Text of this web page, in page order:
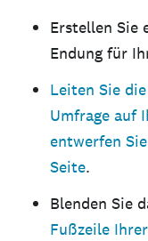
Erstellen Sie
Endung für
Leiten Sie
Umfrage auf
entwerfen
Seite.
Blenden Sie
Fußzeile